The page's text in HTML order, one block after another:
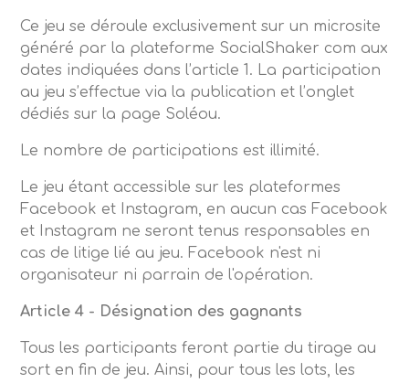
Ce jeu se déroule exclusivement sur un microsite
généré par la plateforme SocialShaker com aux
dates indiquées dans l’article 1. La participation
au jeu s’effectue via la publication et l’onglet
dédiés sur la page Soléou.
Le nombre de participations est illimité.
Le jeu étant accessible sur les plateformes
Facebook et Instagram, en aucun cas Facebook
et Instagram ne seront tenus responsables en
cas de litige lié au jeu. Facebook n'est ni
organisateur ni parrain de l'opération.
Article 4 - Désignation des gagnants
Tous les participants feront partie du tirage au
sort en fin de jeu. Ainsi, pour tous les lots, les